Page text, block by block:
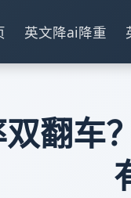
英文降ai降重
翻车